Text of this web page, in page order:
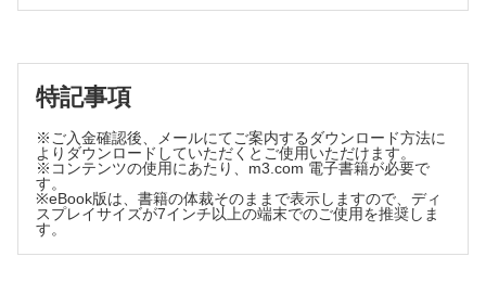
（橋本 貴尚）
聡士）
・手術前後に休薬は必要？（松野 博明）
・痛みやこわばりを軽減する方法は？（住友 秀次）
・リウマチ治療中でもワクチンは打って大丈夫？（中山田 真
吾 ほか）
・メトトレキサートを飲み忘れてしまう！（平野 亨）
・避けた方がよい生活習慣はある？ 運動やリハビリは必要？
特記事項
※ご入金確認後、メールにてご案内するダウンロード方法に
よりダウンロードしていただくとご使用いただけます。
※コンテンツの使用にあたり、m3.com 電子書籍が必要で
す。
※eBook版は、書籍の体裁そのままで表示しますので、ディ
スプレイサイズが7インチ以上の端末でのご使用を推奨しま
す。